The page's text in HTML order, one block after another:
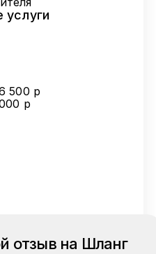
услуги
500 р
р
отзыв на Шланг